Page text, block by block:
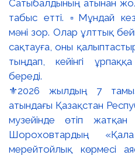
⚜️2026 жылдың 7 тамыз
атындағы Қазақстан
музейінде өтіп
Шороховтардың
мерейтойлық көрмесі